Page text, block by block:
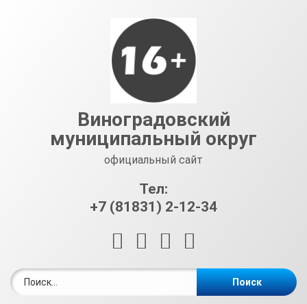
Виноградовский
муниципальный округ
официальный сайт
Тел:
+7 (81831) 2-12-34
RSS E-mailВКонтакте